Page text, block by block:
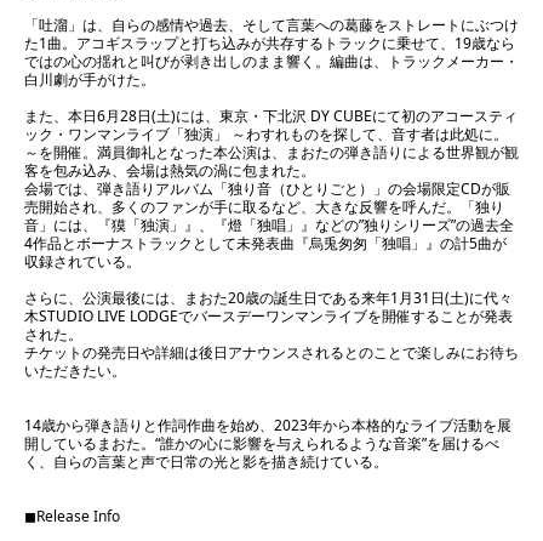
「吐溜」は、自らの感情や過去、そして言葉への葛藤をストレートにぶつけ
た1曲。アコギスラップと打ち込みが共存するトラックに乗せて、19歳なら
ではの心の揺れと叫びが剥き出しのまま響く。編曲は、トラックメーカー・
白川劇が手がけた。
また、本日6月28日(土)には、東京・下北沢 DY CUBEにて初のアコースティ
ック・ワンマンライブ「独演」 ～わすれものを探して、音す者は此処に。
～を開催。満員御礼となった本公演は、まおたの弾き語りによる世界観が観
客を包み込み、会場は熱気の渦に包まれた。
会場では、弾き語りアルバム「独り音（ひとりごと）」の会場限定CDが販
売開始され、多くのファンが手に取るなど、大きな反響を呼んだ。「独り
音」には、『獏「独演」』、『燈「独唱」』などの”独りシリーズ”の過去全
4作品とボーナストラックとして未発表曲『烏兎匆匆「独唱」』の計5曲が
収録されている。
さらに、公演最後には、まおた20歳の誕生日である来年1月31日(土)に代々
木STUDIO LIVE LODGEでバースデーワンマンライブを開催することが発表
された。
チケットの発売日や詳細は後日アナウンスされるとのことで楽しみにお待ち
いただきたい。
14歳から弾き語りと作詞作曲を始め、2023年から本格的なライブ活動を展
開しているまおた。“誰かの心に影響を与えられるような音楽”を届けるべ
く、自らの言葉と声で日常の光と影を描き続けている。
◼︎Release Info